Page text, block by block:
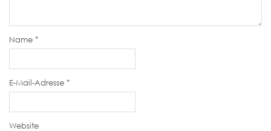
Name *
E-Mail-Adresse *
Website